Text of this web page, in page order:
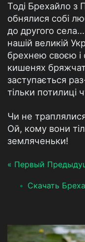
Тоді Брехайло з
обнялися собі
до другого
нашій великій
брехнею своєю і
кишенях
заступається
тільки потилиці
Чи не
Ой, кому вони
земляченьки!
« Первый
Скачать